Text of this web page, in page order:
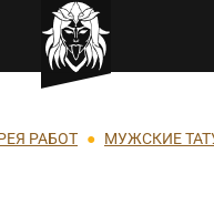
содержанию
РАБОТ МУЖСКИЕ